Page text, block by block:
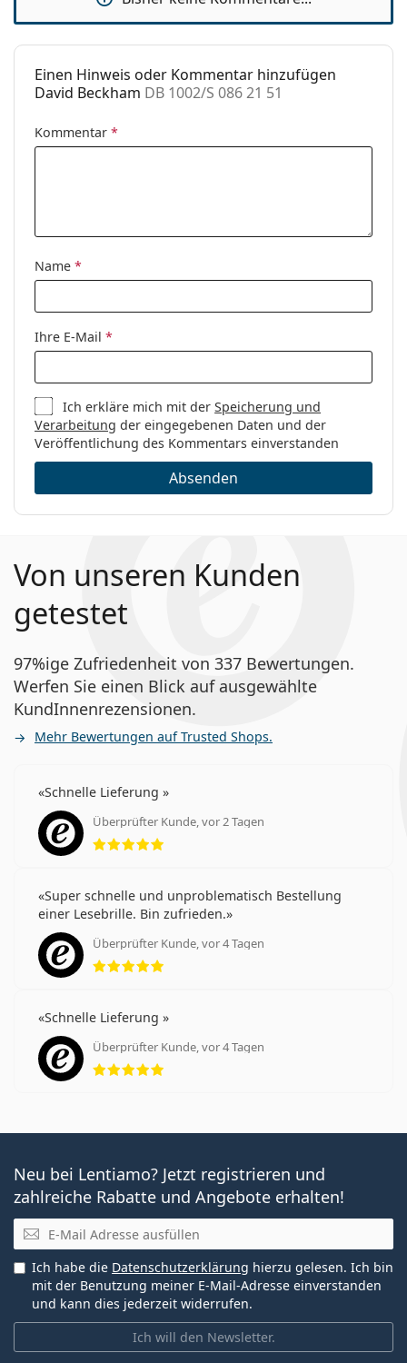
Einen Hinweis oder Kommentar hinzufügen
David Beckham DB 1002/S 086 21 51
Kommentar *
Name *
Ihre E-Mail *
Ich erkläre mich mit derSpeicherung und
Verarbeitung der eingegebenen Daten und der
Veröffentlichung des Kommentars einverstanden
Absenden
Von unseren Kunden
getestet
97%ige Zufriedenheit von 337 Bewertungen.
Werfen Sie einen Blick auf ausgewählte
KundInnenrezensionen.
Mehr Bewertungen auf Trusted Shops.
Schnelle Lieferung
Überprüfter Kunde, vor 2 Tagen
Bewertung 5 aus 5
Super schnelle und unproblematisch Bestellung
einer Lesebrille. Bin zufrieden.
Überprüfter Kunde, vor 4 Tagen
Bewertung 5 aus 5
Schnelle Lieferung
Überprüfter Kunde, vor 4 Tagen
Bewertung 5 aus 5
Neu bei Lentiamo? Jetzt registrieren und
zahlreiche Rabatte und Angebote erhalten!
E-Mail
Ich will den Newsletter.
Ich habe die Datenschutzerklärung hierzu gelesen. Ich bin
mit der Benutzung meiner E-Mail-Adresse einverstanden
und kann dies jederzeit widerrufen.